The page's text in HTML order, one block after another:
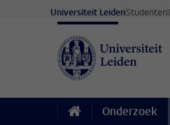
Ga direct naar de inhoud
Universiteit LeidenStudenten
Onderzoek